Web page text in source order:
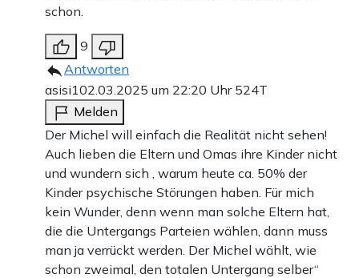
schon.
9
Antworten
asisi102.03.2025 um 22:20 Uhr 524T
Melden
Der Michel will einfach die Realität nicht sehen!
Auch lieben die Eltern und Omas ihre Kinder nicht
und wundern sich , warum heute ca. 50% der
Kinder psychische Störungen haben. Für mich
kein Wunder, denn wenn man solche Eltern hat,
die die Untergangs Parteien wählen, dann muss
man ja verrückt werden. Der Michel wählt, wie
schon zweimal, den totalen Untergang selber“